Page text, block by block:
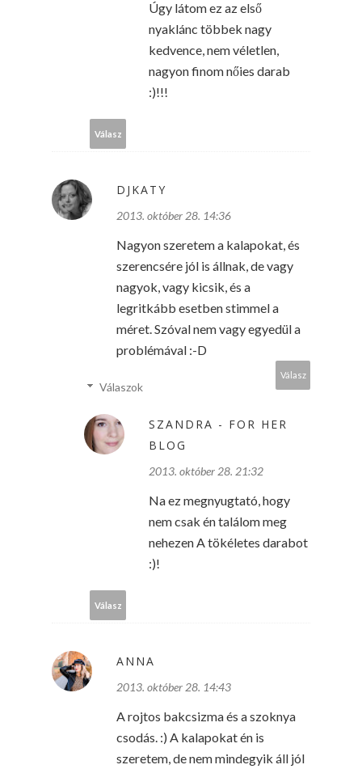
Úgy látom ez az első
nyaklánc többek nagy
kedvence, nem véletlen,
nagyon finom nőies darab
:)!!!
Válasz
DJKATY
2013. október 28. 14:36
Nagyon szeretem a kalapokat, és
szerencsére jól is állnak, de vagy
nagyok, vagy kicsik, és a
legritkább esetben stimmel a
méret. Szóval nem vagy egyedül a
problémával :-D
Válasz
Válaszok
SZANDRA - FOR HER
BLOG
2013. október 28. 21:32
Na ez megnyugtató, hogy
nem csak én találom meg
nehezen A tökéletes darabot
:)!
Válasz
ANNA
2013. október 28. 14:43
A rojtos bakcsizma és a szoknya
csodás. :) A kalapokat én is
szeretem, de nem mindegyik áll jól